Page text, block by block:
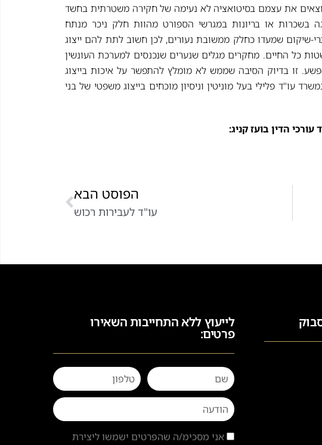
את עצמם בסיטואציה לא נעימה של חקירה משטרתית בחשד
בשכרות או בריונות במגרשי הספורט מהוות חלק ניכר מנתח
שיקום שמעדו כחלק ממשובת נעורים, לכן חשוב לתת להם ייצוג
כל החיים. מחקרים מגלים שנערים שנכנסים למערכת העונשין
זו בדיוק הסיבה שממש לא מומלץ להתפשר על איכות בייצוג
עו"ד פלילי בעל מוניטין וניסיון מוכחים בייצוג משפטי של בני
הדין בועז קניג:
הפוסט הבא
עו"ד לעבירות רכוש
לייעוץ ללא התחייבות השאירו
פרטים:
אני מסכימ/ה שהפרטים ישמשו ליצירת